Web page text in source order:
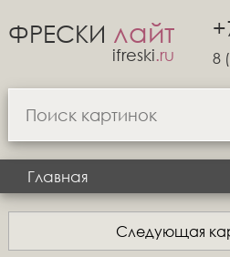
ФРЕСКИ лайт
ifreski.ru 8
Главная
Следующая